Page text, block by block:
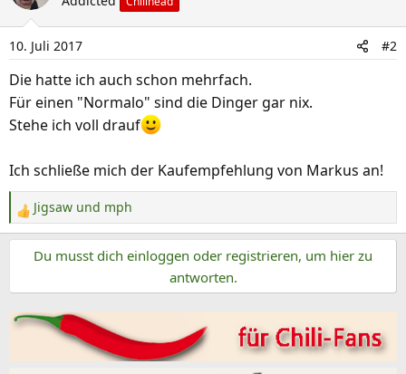
t
i
o
n
n
:
10. Juli 2017 #2
Die hatte ich auch schon mehrfach.
Für einen "Normalo" sind die Dinger gar nix.
Stehe ich voll drauf
Ich schließe mich der Kaufempfehlung von Markus an!
R
e
t
i
Jigsaw und mph
Du musst dich einloggen oder registrieren, um hier zu
antworten.